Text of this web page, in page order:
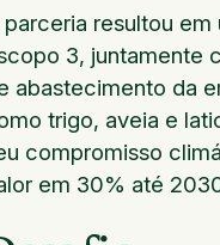
parceria resultou
3, juntamente
abastecimento da
trigo, aveia e
compromisso
em 30% até